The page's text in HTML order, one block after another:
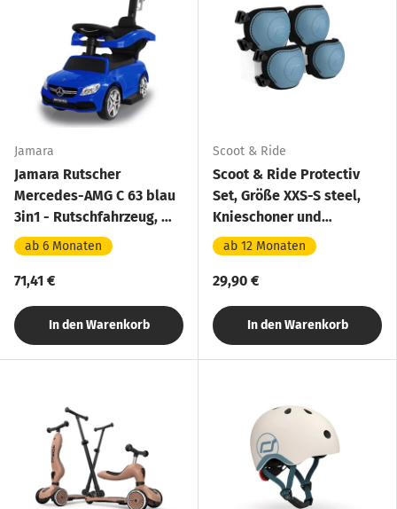
Jamara
Jamara Rutscher
Mercedes-AMG C 63 blau
3in1 - Rutschfahrzeug, mit
Schiebestange
ab 6 Monaten
71,41 €
In den Warenkorb
Scoot & Ride
Scoot & Ride Protectiv
Set, Größe XXS-S steel,
Knieschoner und
Ellbogenschoner Set in
blau
ab 12 Monaten
29,90 €
In den Warenkorb